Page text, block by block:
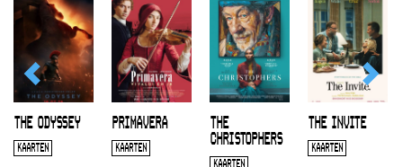
THE ODYSSEY
KAARTEN
PRIMAVERA
KAARTEN
THE
CHRISTOPHERS
KAARTEN
THE INVITE
KAARTEN